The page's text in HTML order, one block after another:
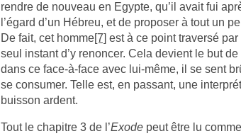
rendre de nouveau en Egypte, qu’il avait fui
l’égard d’un Hébreu, et de proposer à tout un
De fait, cet homme[7] est à ce point traversé
seul instant d’y renoncer. Cela devient le but
dans ce face-à-face avec lui-même, il se sent
se consumer. Telle est, en passant, une
buisson ardent.
Tout le chapitre 3 de l’Exode peut être lu